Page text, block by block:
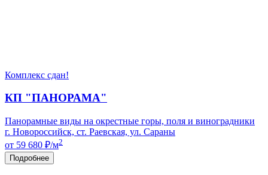
Комплекс сдан!
КП "ПАНОРАМА"
Панорамные виды на окрестные горы, поля и виноградники
г. Новороссийск, ст. Раевская, ул. Сараны
от 59 680 ₽/м2
Подробнее